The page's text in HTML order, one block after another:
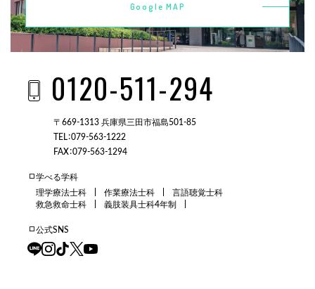
Google MAP
0120-511-294
〒669-1313 兵庫県三田市福島501-85
TEL：079-563-1222
FAX：079-563-1294
学べる学科
理学療法士科
作業療法士科
言語聴覚士科
救急救命士科
義肢装具士科4年制
公式SNS